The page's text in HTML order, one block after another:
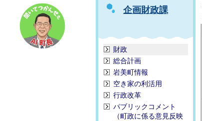
企画財政課
財政
総合計画
岩美町情報
空き家の利活用
行政改革
パブリックコメント
（町政に係る意見反映